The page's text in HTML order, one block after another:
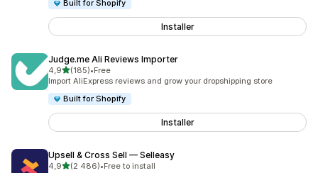
Built for Shopify
Installer
Judge.me Ali Reviews Importer
4,9av 5 stjerner
(185)
Totalt 185 omtaler
•Free
Import AliExpress reviews and grow your dropshipping store
Built for Shopify
Installer
Upsell & Cross Sell — Selleasy
4,9av 5 stjerner
(2 486)
Totalt 2486 omtaler
•Free to install